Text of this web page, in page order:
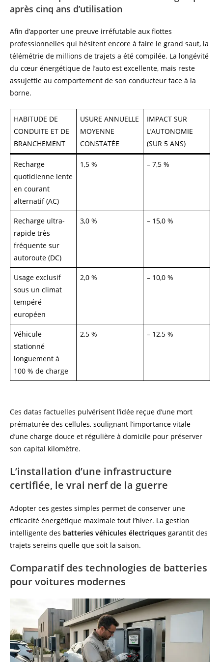
après cinq ans d’utilisation
Afin d’apporter une preuve irréfutable aux flottes
professionnelles qui hésitent encore à faire le grand saut, la
télémétrie de millions de trajets a été compilée. La longévité
du cœur énergétique de l’auto est excellente, mais reste
assujettie au comportement de son conducteur face à la
borne.
HABITUDE DE
CONDUITE ET DE
BRANCHEMENT
USURE ANNUELLE
MOYENNE
CONSTATÉE
IMPACT SUR
L’AUTONOMIE
(SUR 5 ANS)
Recharge
quotidienne lente
en courant
alternatif (AC)
1,5 % – 7,5 %
Recharge ultra-
rapide très
fréquente sur
autoroute (DC)
3,0 % – 15,0 %
Usage exclusif
sous un climat
tempéré
européen
2,0 % – 10,0 %
Véhicule
stationné
longuement à
100 % de charge
2,5 % – 12,5 %
Ces datas factuelles pulvérisent l’idée reçue d’une mort
prématurée des cellules, soulignant l’importance vitale
d’une charge douce et régulière à domicile pour préserver
son capital kilomètre.
L’installation d’une infrastructure
certifiée, le vrai nerf de la guerre
Adopter ces gestes simples permet de conserver une
efficacité énergétique maximale tout l’hiver. La gestion
intelligente des batteries véhicules électriques garantit des
trajets sereins quelle que soit la saison.
Comparatif des technologies de batteries
pour voitures modernes